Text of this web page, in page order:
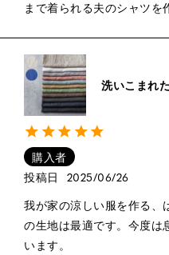
まで着られる夫のシャツを
洗いこまれ
購入者
投稿日
2025/06/26
我が家の涼しい服を作る、
の生地は最適です。今度は
います。